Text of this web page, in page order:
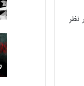
نظر